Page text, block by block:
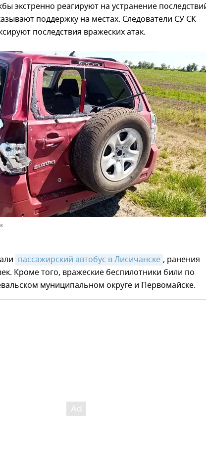
экстренно реагируют на устранение
поддержку на местах. Следователи СУ СК
последствия вражеских атак.
пассажирский автобус в Лисичанске , ранения
Кроме того, вражеские беспилотники били по
муниципальном округе и Первомайске.